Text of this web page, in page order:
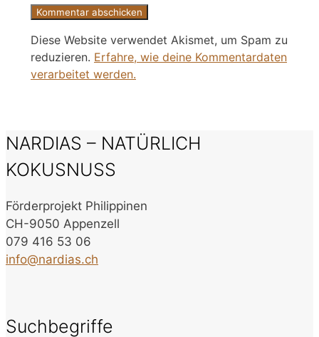
Diese Website verwendet Akismet, um Spam zu
reduzieren. Erfahre, wie deine Kommentardaten
verarbeitet werden.
NARDIAS – NATÜRLICH
KOKUSNUSS
Förderprojekt Philippinen
CH-9050 Appenzell
079 416 53 06
info@nardias.ch
Suchbegriffe